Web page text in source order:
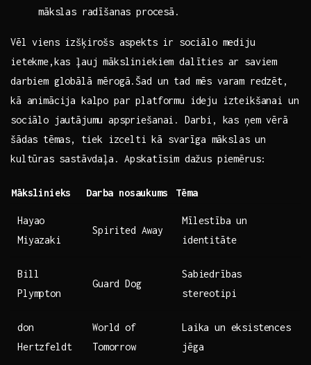
mākslas radīšanas procesā.
Vēl ​viens izšķirošs⁣ aspekts ir sociālo mediju
ietekme,kas ļauj māksliniekiem dalīties ar saviem
darbiem globālā mērogā.Šad un tad mēs varam redzēt,
kā animācija kalpo par‍ platformu ​ideju izteikšanai un
sociālo jautājumu apspriešanai.⁢ Darbi, kas ņem vērā
šādas⁤ tēmas,⁣ tiek izcelti ⁤kā svarīga mākslas un
kultūras ⁤sastāvdaļa. ​Apskatīsim‍ dažus piemērus:
Mākslinieks Darba nosaukums Tēma
Hayao
Miyazaki
Spirited Away
Mīlestība ‌un
identitāte
Bill
Plympton
Guard Dog
Sabiedrības
stereotipi
don
Hertzfeldt
World of
Tomorrow
Laika un eksistences
jēga